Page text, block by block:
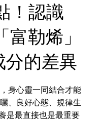
！認識
富勒烯」
分的差異
身心靈一同結合才能
、良好心態、規律生
是最直接也是最重要